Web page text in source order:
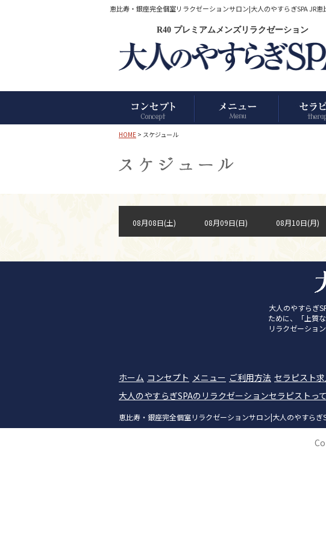
恵比寿・銀座完全個室リラクゼーションサロン|大人のやすらぎSPA JR
R40 プレミアムメンズリラクゼーション
HOME > スケジュール
08月08日(土) 08月09日(日) 08月10日(月)
大人のやすらぎ
ために、「上質
リラクゼーショ
ホーム コンセプト メニュー ご利用方法 セラピスト
大人のやすらぎSPAのリラクゼーションセラピストっ
恵比寿・銀座完全個室リラクゼーションサロン|大人のやすら